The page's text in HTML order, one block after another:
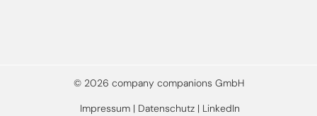
© 2026 company companions GmbH
Impressum | Datenschutz | LinkedIn